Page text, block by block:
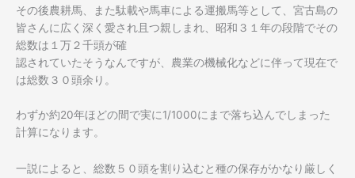
その後農耕馬、また駄載や馬車による運搬馬等として、宮古島の
皆さんに広く深く愛され且つ親しまれ、昭和３１年の段階でその
総数は１万２千頭が確
認されていたそうなんですが、農業の機械化などに伴って現在で
は総数３０頭余り。
わずか約20年ほどの間で実に1/1000にまで落ち込んでしまった
計算になります。
一説によると、総数５０頭を割り込むと種の保存がかなり厳しく